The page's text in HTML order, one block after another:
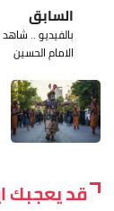
السابق
بالفيديو ..
الامام الحسين
قد يعجبك